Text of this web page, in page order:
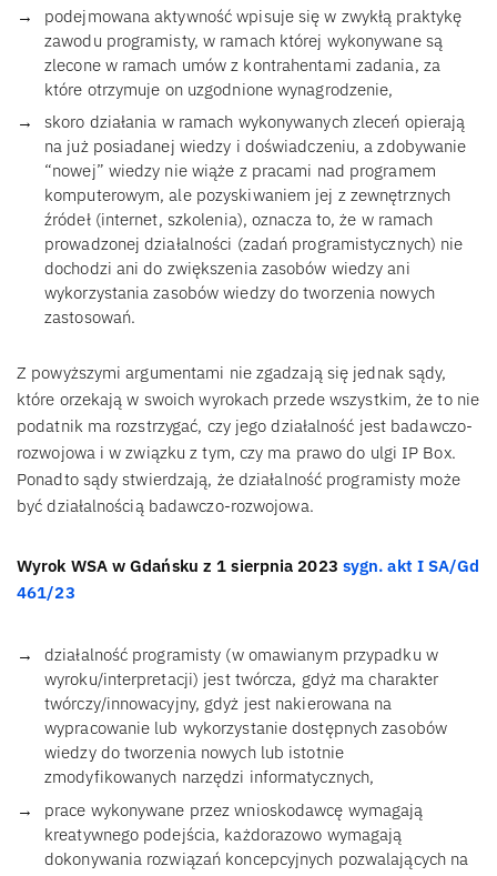
podejmowana aktywność wpisuje się w zwykłą praktykę
zawodu programisty, w ramach której wykonywane są
zlecone w ramach umów z kontrahentami zadania, za
które otrzymuje on uzgodnione wynagrodzenie,
skoro działania w ramach wykonywanych zleceń opierają
na już posiadanej wiedzy i doświadczeniu, a zdobywanie
“nowej” wiedzy nie wiąże z pracami nad programem
komputerowym, ale pozyskiwaniem jej z zewnętrznych
źródeł (internet, szkolenia), oznacza to, że w ramach
prowadzonej działalności (zadań programistycznych) nie
dochodzi ani do zwiększenia zasobów wiedzy ani
wykorzystania zasobów wiedzy do tworzenia nowych
zastosowań.
Z powyższymi argumentami nie zgadzają się jednak sądy,
które orzekają w swoich wyrokach przede wszystkim, że to nie
podatnik ma rozstrzygać, czy jego działalność jest badawczo-
rozwojowa i w związku z tym, czy ma prawo do ulgi IP Box.
Ponadto sądy stwierdzają, że działalność programisty może
być działalnością badawczo-rozwojowa.
Wyrok WSA w Gdańsku z 1 sierpnia 2023 sygn. akt I SA/Gd
461/23
działalność programisty (w omawianym przypadku w
wyroku/interpretacji) jest twórcza, gdyż ma charakter
twórczy/innowacyjny, gdyż jest nakierowana na
wypracowanie lub wykorzystanie dostępnych zasobów
wiedzy do tworzenia nowych lub istotnie
zmodyfikowanych narzędzi informatycznych,
prace wykonywane przez wnioskodawcę wymagają
kreatywnego podejścia, każdorazowo wymagają
dokonywania rozwiązań koncepcyjnych pozwalających na